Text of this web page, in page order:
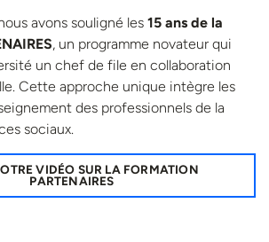
avons souligné les 15 ans de la
, un programme novateur qui
un chef de file en collaboration
Cette approche unique intègre les
des professionnels de la
sociaux.
VIDÉO SUR LA FORMATION
PARTENAIRES